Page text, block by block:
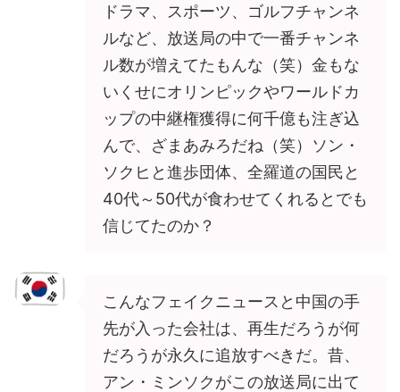
ドラマ、スポーツ、ゴルフチャンネ
ルなど、放送局の中で一番チャンネ
ル数が増えてたもんな（笑）金もな
いくせにオリンピックやワールドカ
ップの中継権獲得に何千億も注ぎ込
んで、ざまあみろだね（笑）ソン・
ソクヒと進歩団体、全羅道の国民と
40代～50代が食わせてくれるとでも
信じてたのか？
こんなフェイクニュースと中国の手
先が入った会社は、再生だろうが何
だろうが永久に追放すべきだ。昔、
アン・ミンソクがこの放送局に出て